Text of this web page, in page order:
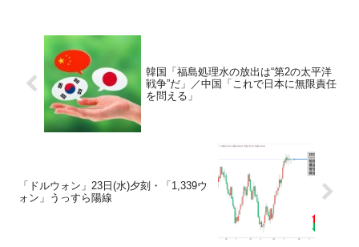
韓国「福島処理水の放出は“第2の太平洋
戦争”だ」／中国「これで日本に無限責任
を問える」
「ドルウォン」23日(水)夕刻・「1,339ウ
ォン」うっすら陽線